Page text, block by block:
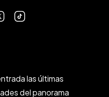
las últimas
del panorama